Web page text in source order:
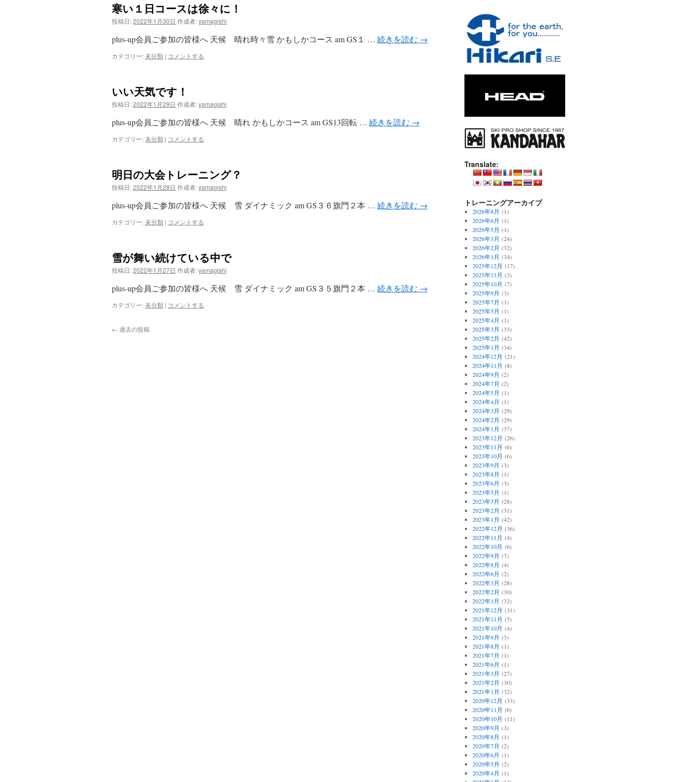
ッ
プ
寒い１日コースは徐々に！
投稿日:2022年1月30日 作成者:yamagishi
plus-up会員ご参加の皆様へ 天候 晴れ時々雪 かもしかコース am GS１ … 続きを読む →
カテゴリー:未分類 | コメントする
いい天気です！
投稿日:2022年1月29日 作成者:yamagishi
plus-up会員ご参加の皆様へ 天候 晴れ かもしかコース am GS13回転 … 続きを読む →
カテゴリー:未分類 | コメントする
明日の大会トレーニング？
投稿日:2022年1月28日 作成者:yamagishi
plus-up会員ご参加の皆様へ 天候 雪 ダイナミック am GS３６旗門２本 … 続きを読む →
カテゴリー:未分類 | コメントする
雪が舞い続けている中で
投稿日:2022年1月27日 作成者:yamagishi
plus-up会員ご参加の皆様へ 天候 雪 ダイナミック am GS３５旗門２本 … 続きを読む →
カテゴリー:未分類 | コメントする
← 過去の投稿
Translate:
トレーニングアーカイブ
2026年8月 (1)
2026年6月 (1)
2026年5月 (1)
2026年3月 (24)
2026年2月 (32)
2026年1月 (34)
2025年12月 (17)
2025年11月 (3)
2025年10月 (7)
2025年9月 (3)
2025年7月 (1)
2025年5月 (1)
2025年4月 (1)
2025年3月 (33)
2025年2月 (42)
2025年1月 (34)
2024年12月 (21)
2024年11月 (8)
2024年9月 (2)
2024年7月 (2)
2024年5月 (1)
2024年4月 (1)
2024年3月 (29)
2024年2月 (29)
2024年1月 (37)
2023年12月 (26)
2023年11月 (6)
2023年10月 (6)
2023年9月 (3)
2023年8月 (1)
2023年6月 (3)
2023年5月 (1)
2023年3月 (28)
2023年2月 (31)
2023年1月 (42)
2022年12月 (36)
2022年11月 (4)
2022年10月 (6)
2022年9月 (7)
2022年8月 (4)
2022年6月 (2)
2022年3月 (28)
2022年2月 (30)
2022年1月 (32)
2021年12月 (31)
2021年11月 (5)
2021年10月 (4)
2021年9月 (3)
2021年8月 (1)
2021年7月 (1)
2021年6月 (1)
2021年3月 (27)
2021年2月 (30)
2021年1月 (32)
2020年12月 (33)
2020年11月 (6)
2020年10月 (11)
2020年9月 (3)
2020年8月 (1)
2020年7月 (2)
2020年6月 (1)
2020年5月 (2)
2020年4月 (1)